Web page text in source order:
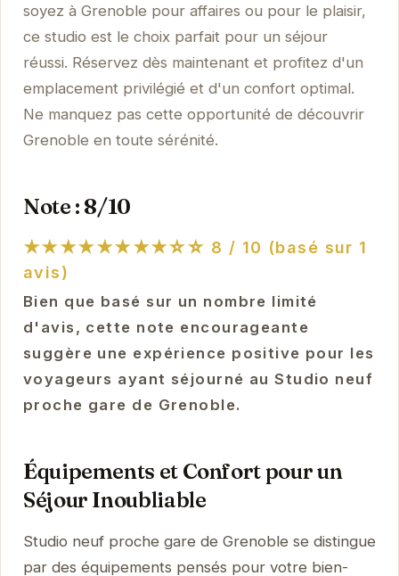
soyez à Grenoble pour affaires ou pour le plaisir,
ce studio est le choix parfait pour un séjour
réussi. Réservez dès maintenant et profitez d'un
emplacement privilégié et d'un confort optimal.
Ne manquez pas cette opportunité de découvrir
Grenoble en toute sérénité.
Note : 8/10
★★★★★★★★☆☆ 8 / 10 (basé sur 1
avis)
Bien que basé sur un nombre limité
d'avis, cette note encourageante
suggère une expérience positive pour les
voyageurs ayant séjourné au Studio neuf
proche gare de Grenoble.
Équipements et Confort pour un
Séjour Inoubliable
Studio neuf proche gare de Grenoble se distingue
par des équipements pensés pour votre bien-